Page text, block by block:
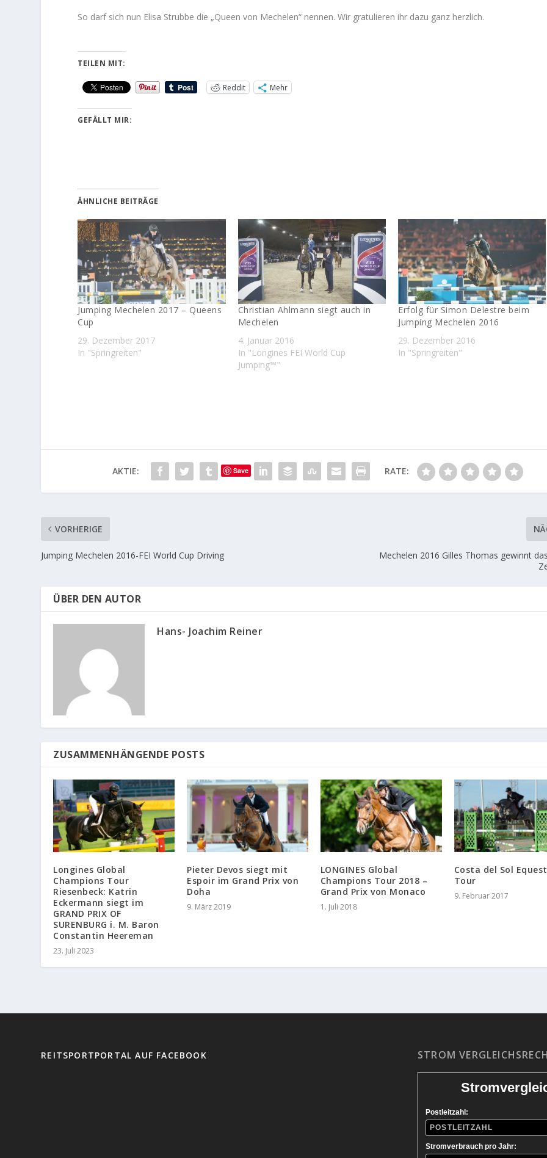
So darf sich nun Elisa Strubbe die „Queen von Mechelen“ nennen. Wir gratulieren ihr dazu ganz herzlich.
TEILEN MIT:
Reddit Mehr
GEFÄLLT MIR:
ÄHNLICHE BEITRÄGE
Jumping Mechelen 2017 – Queens
Cup
29. Dezember 2017
In "Springreiten"
Christian Ahlmann siegt auch in
Mechelen
4. Januar 2016
In "Longines FEI World Cup
Jumping™"
Erfolg für Simon Delestre beim
Jumping Mechelen 2016
29. Dezember 2016
In "Springreiten"
AKTIE: Save RATE:
VORHERIGE
Jumping Mechelen 2016-FEI World Cup Driving
Mechelen 2016 Gilles Thomas gewinnt
ÜBER DEN AUTOR
Hans- Joachim Reiner
ZUSAMMENHÄNGENDE POSTS
Longines Global
Champions Tour
Riesenbeck: Katrin
Eckermann siegt im
GRAND PRIX OF
SURENBURG i. M. Baron
Constantin Heereman
23. Juli 2023
Pieter Devos siegt mit
Espoir im Grand Prix von
Doha
9. März 2019
LONGINES Global
Champions Tour 2018 –
Grand Prix von Monaco
1. Juli 2018
Costa del Sol
Tour
9. Februar 2017
REITSPORTPORTAL AUF FACEBOOK STROM
Postleitzahl:
Stromverbrauch pro Jahr: